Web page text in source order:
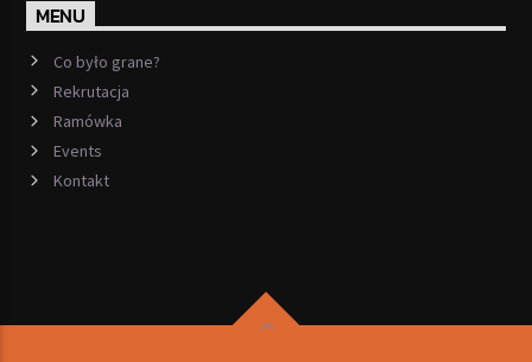
MENU
Co było grane?
Rekrutacja
Ramówka
Events
Kontakt